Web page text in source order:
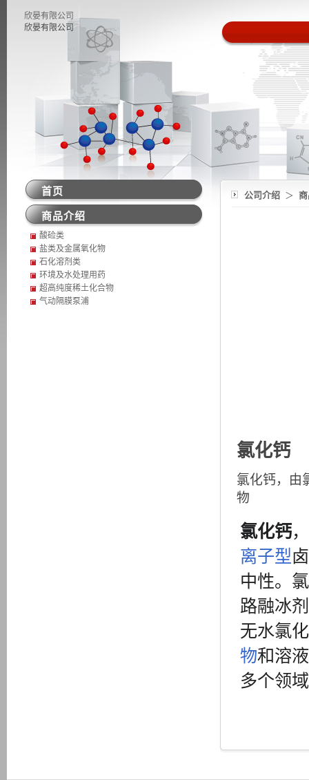
欣晏有限公司
欣晏有限公司
公司介绍 ＞
氯化钙
氯化钙，由
物
氯化钙
离子型
中性。
路融冰
无水氯
物和溶
多个领
首页
商品介绍
酸硷类
盐类及金属氧化物
石化溶剂类
环境及水处理用药
超高纯度稀土化合物
气动隔膜泵浦